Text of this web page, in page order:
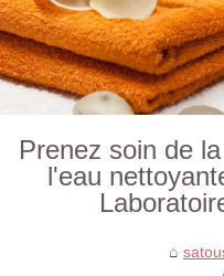
Prenez soin de
l'eau